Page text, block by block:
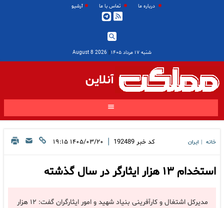
درباره ما تماس با ما آرشیو
شنبه ۱۷ مرداد ۱۴۰۵ |
2026 August 8
آنلاین
خانه ایران کد خبر 192489
| ۱۴۰۵/۰۳/۲۰ ۱۹:۱۵
استخدام ۱۳ هزار ایثارگر در سال گذشته
مدیرکل اشتغال و کارآفرینی بنیاد شهید و امور ایثارگران گفت: ۱۲ هزار